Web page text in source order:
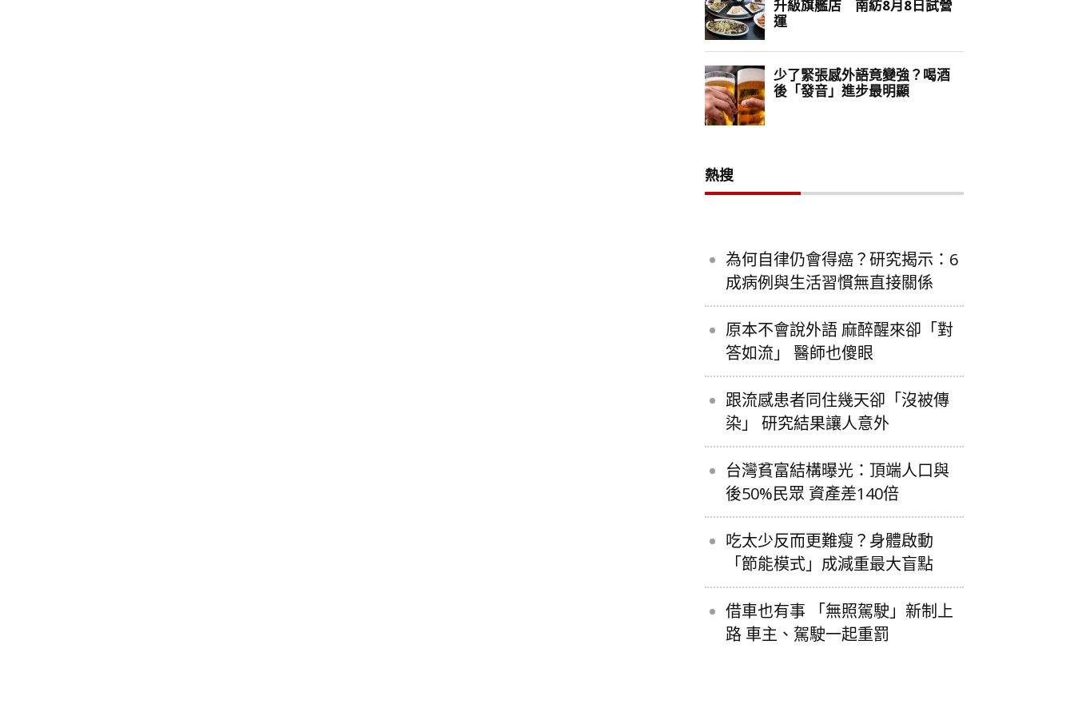
熱搜
為何自律仍會得癌？研究揭示：6
成病例與生活習慣無直接關係
原本不會說外語 麻醉醒來卻「對
答如流」 醫師也傻眼
跟流感患者同住幾天卻「沒被傳
染」 研究結果讓人意外
台灣貧富結構曝光：頂端人口與
後50%民眾 資產差140倍
吃太少反而更難瘦？身體啟動
「節能模式」成減重最大盲點
借車也有事 「無照駕駛」新制上
路 車主、駕駛一起重罰